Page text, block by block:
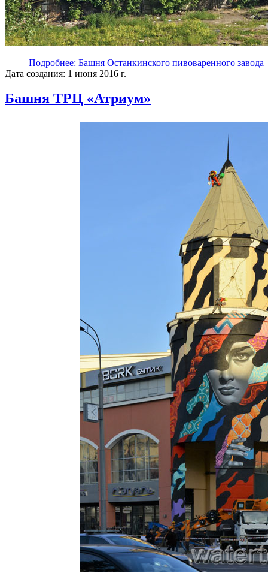
Подробнее: Башня Останкинского пивоваренного завода
Дата создания: 1 июня 2016 г.
Башня ТРЦ «Атриум»